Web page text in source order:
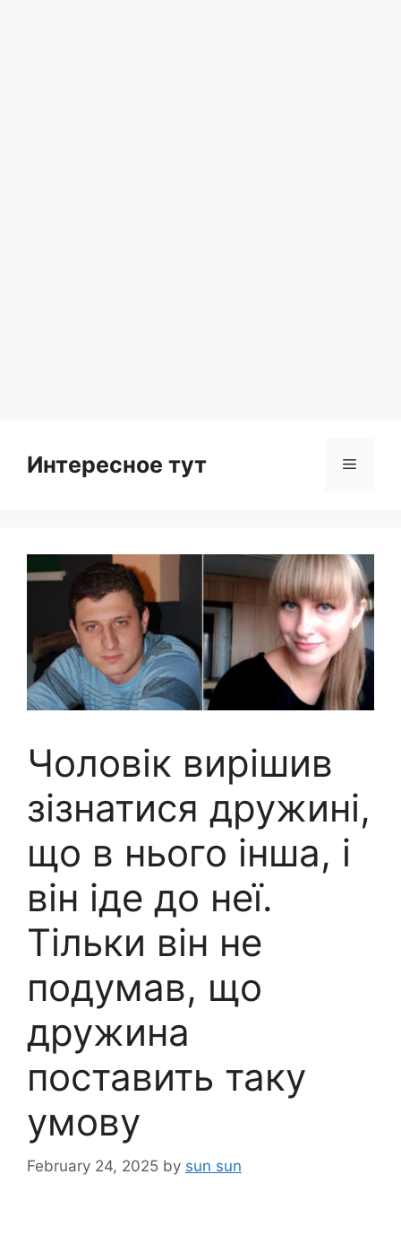
Интересное тут Menu
Чоловік вирішив
зізнатися дружині,
що в нього інша, і
він іде до неї.
Тільки він не
подумав, що
дружина
поставить таку
умову
February 24, 2025 by sun sun